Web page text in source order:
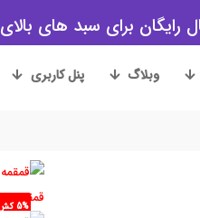
رایگان برای سبد های بالای 5 میلیون تومان
وبلاگ پنل کاربری
5% کش بک